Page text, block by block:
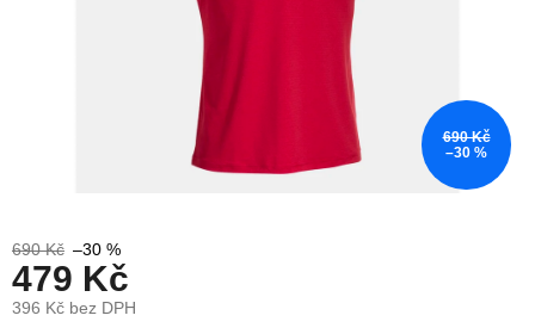
690 Kč
–30 %
690 Kč –30 %
479 Kč
396 Kč bez DPH